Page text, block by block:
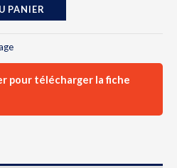
PANIER
pour télécharger la fiche